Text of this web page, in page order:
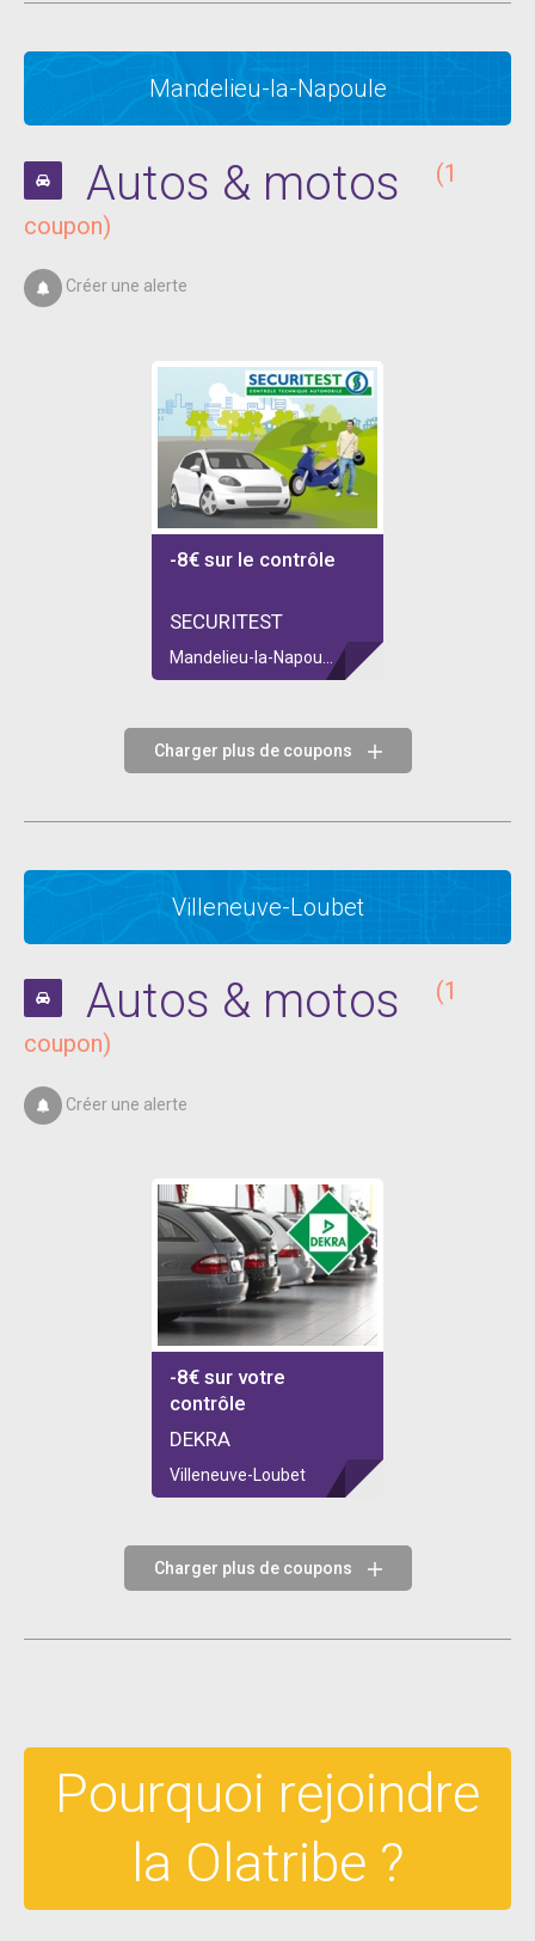
Mandelieu-la-Napoule
Autos & motos
(1
coupon)
Créer une alerte
-8€ sur le contrôle
SECURITEST
Charger plus de coupons
Villeneuve-Loubet
Autos & motos
(1
coupon)
Créer une alerte
-8€ sur votre
contrôle
DEKRA
Villeneuve-Loubet
Charger plus de coupons
Pourquoi rejoindre
la Olatribe ?